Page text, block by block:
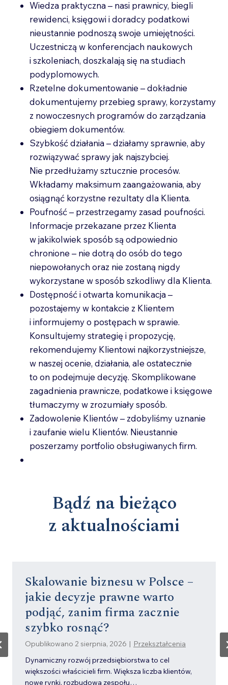
Wiedza praktyczna – nasi prawnicy, biegli
rewidenci, księgowi i doradcy podatkowi
nieustannie podnoszą swoje umiejętności.
Uczestniczą w konferencjach naukowych
i szkoleniach, doszkalają się na studiach
podyplomowych.
Rzetelne dokumentowanie – dokładnie
dokumentujemy przebieg sprawy, korzystamy
z nowoczesnych programów do zarządzania
obiegiem dokumentów.
Szybkość działania – działamy sprawnie, aby
rozwiązywać sprawy jak najszybciej.
Nie przedłużamy sztucznie procesów.
Wkładamy maksimum zaangażowania, aby
osiągnąć korzystne rezultaty dla Klienta.
Poufność – przestrzegamy zasad poufności.
Informacje przekazane przez Klienta
w jakikolwiek sposób są odpowiednio
chronione – nie dotrą do osób do tego
niepowołanych oraz nie zostaną nigdy
wykorzystane w sposób szkodliwy dla Klienta.
Dostępność i otwarta komunikacja –
pozostajemy w kontakcie z Klientem
i informujemy o postępach w sprawie.
Konsultujemy strategię i propozycję,
rekomendujemy Klientowi najkorzystniejsze,
w naszej ocenie, działania, ale ostatecznie
to on podejmuje decyzję. Skomplikowane
zagadnienia prawnicze, podatkowe i księgowe
tłumaczymy w zrozumiały sposób.
Zadowolenie Klientów – zdobyliśmy uznanie
i zaufanie wielu Klientów. Nieustannie
poszerzamy portfolio obsługiwanych firm.
Bądź na bieżąco
z aktualnościami
Jak przygotować firmę
na inwestora? 10 obszarów,
które fundusz sprawdzi
przed inwestycją
Opublikowano 2 sierpnia, 2026 |
Fuzje i przejęcia (M&A)
Pozyskanie inwestora to dla wielu przedsiębiorców
jeden z najważniejszych momentów w rozwoju firmy.